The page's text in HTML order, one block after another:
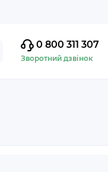
0 800 311 307
Зворотний дзвінок